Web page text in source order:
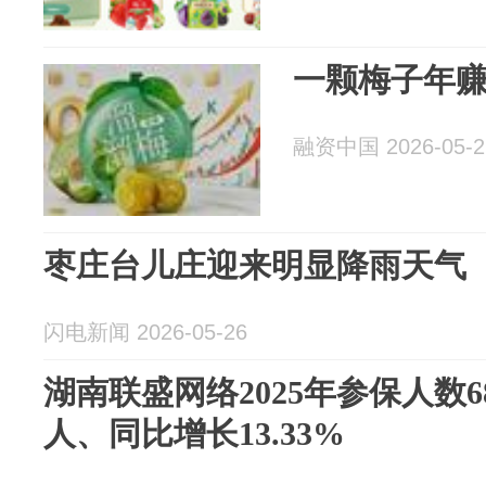
一颗梅子年
融资中国 2026-05-
枣庄台儿庄迎来明显降雨天气
闪电新闻 2026-05-26
湖南联盛网络2025年参保人数
人、同比增长13.33%